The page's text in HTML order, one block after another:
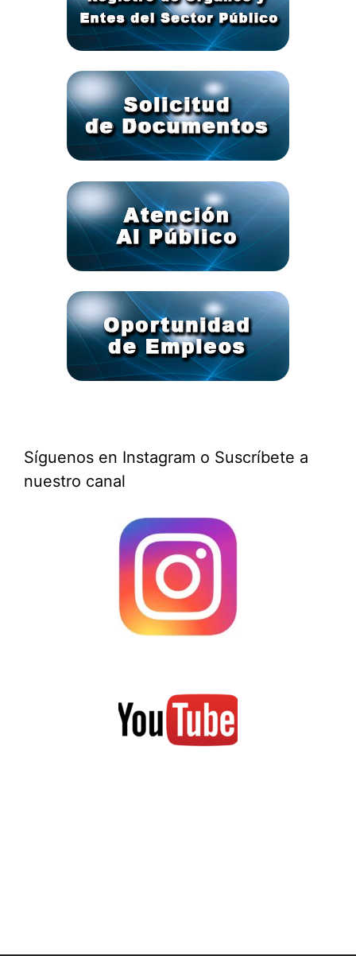
Síguenos en Instagram o Suscríbete a
nuestro canal